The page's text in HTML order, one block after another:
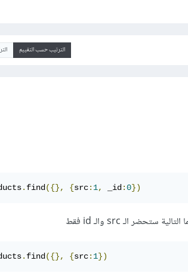
الترتيب حسب التقييم
. find ({}, {src: 1, _id :0})
. find ({}, {src: 1})